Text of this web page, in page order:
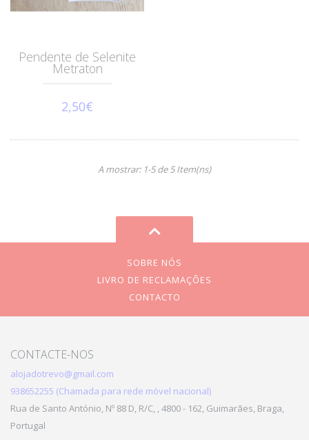
Pendente de Selenite
Metraton
2,50€
A mostrar: 1-5 de 5 Item(ns)
SOBRE NÓS
LIVRO DE RECLAMAÇÕES
CONTACTO
CONTACTE-NOS
alojadotrevo@gmail.com
938652255 (Chamada para rede móvel nacional)
Rua de Santo António, Nº 88 D, R/C, , 4800 - 162, Guimarães, Braga,
Portugal